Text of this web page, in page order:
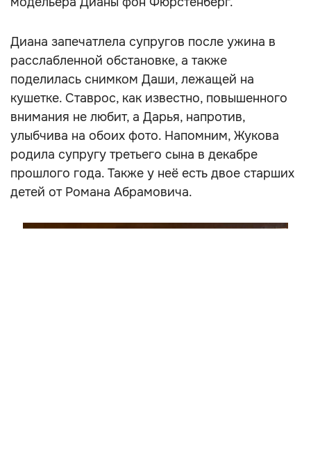
Диана запечатлела супругов после ужина в
расслабленной обстановке, а также
поделилась снимком Даши, лежащей на
кушетке. Ставрос, как известно, повышенного
внимания не любит, а Дарья, напротив,
улыбчива на обоих фото. Напомним, Жукова
родила супругу третьего сына в декабре
прошлого года. Также у неё есть двое старших
детей от Романа Абрамовича.